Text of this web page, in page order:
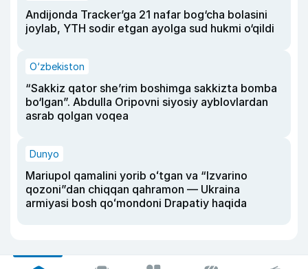
Andijonda Tracker’ga 21 nafar bog‘cha bolasini
joylab, YTH sodir etgan ayolga sud hukmi o‘qildi
O‘zbekiston
“Sakkiz qator she’rim boshimga sakkizta bomba
bo‘lgan”. Abdulla Oripovni siyosiy ayblovlardan
asrab qolgan voqea
Dunyo
Mariupol qamalini yorib oʻtgan va “Izvarino
qozoni”dan chiqqan qahramon — Ukraina
armiyasi bosh qoʻmondoni Drapatiy haqida